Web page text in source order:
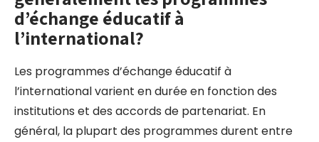
d’échange éducatif à
l’international?
Les programmes d’échange éducatif à
l’international varient en durée en fonction des
institutions et des accords de partenariat. En
général, la plupart des programmes durent entre